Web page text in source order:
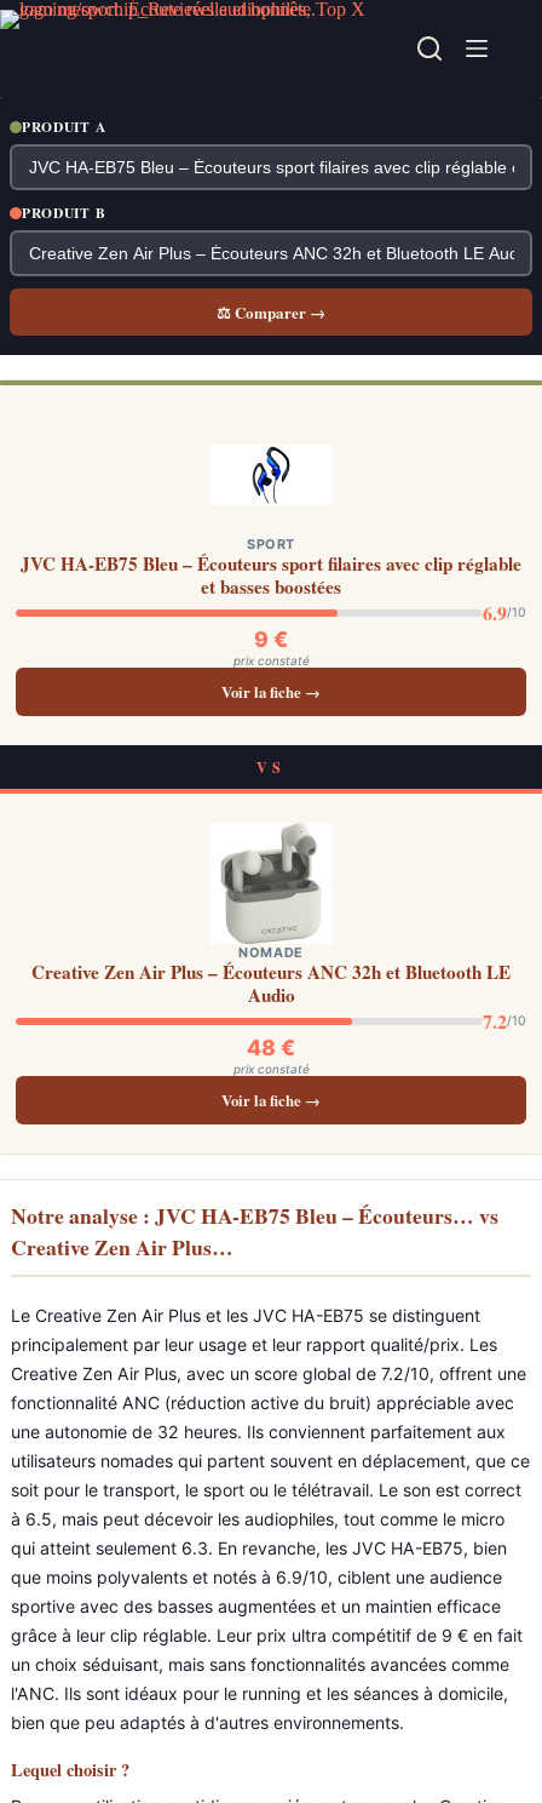
Passer
au
PRODUIT A
PRODUIT B
⚖ Comparer →
SPORT
JVC HA-EB75 Bleu – Écouteurs sport filaires avec clip réglable
et basses boostées
6.9/10
9 €
prix constaté
Voir la fiche →
VS
NOMADE
Creative Zen Air Plus – Écouteurs ANC 32h et Bluetooth LE
Audio
7.2/10
48 €
prix constaté
Voir la fiche →
Notre analyse : JVC HA-EB75 Bleu – Écouteurs… vs
Creative Zen Air Plus…
Le Creative Zen Air Plus et les JVC HA-EB75 se distinguent
principalement par leur usage et leur rapport qualité/prix. Les
Creative Zen Air Plus, avec un score global de 7.2/10, offrent une
fonctionnalité ANC (réduction active du bruit) appréciable avec
une autonomie de 32 heures. Ils conviennent parfaitement aux
utilisateurs nomades qui partent souvent en déplacement, que ce
soit pour le transport, le sport ou le télétravail. Le son est correct
à 6.5, mais peut décevoir les audiophiles, tout comme le micro
qui atteint seulement 6.3. En revanche, les JVC HA-EB75, bien
que moins polyvalents et notés à 6.9/10, ciblent une audience
sportive avec des basses augmentées et un maintien efficace
grâce à leur clip réglable. Leur prix ultra compétitif de 9 € en fait
un choix séduisant, mais sans fonctionnalités avancées comme
l'ANC. Ils sont idéaux pour le running et les séances à domicile,
bien que peu adaptés à d'autres environnements.
Lequel choisir ?